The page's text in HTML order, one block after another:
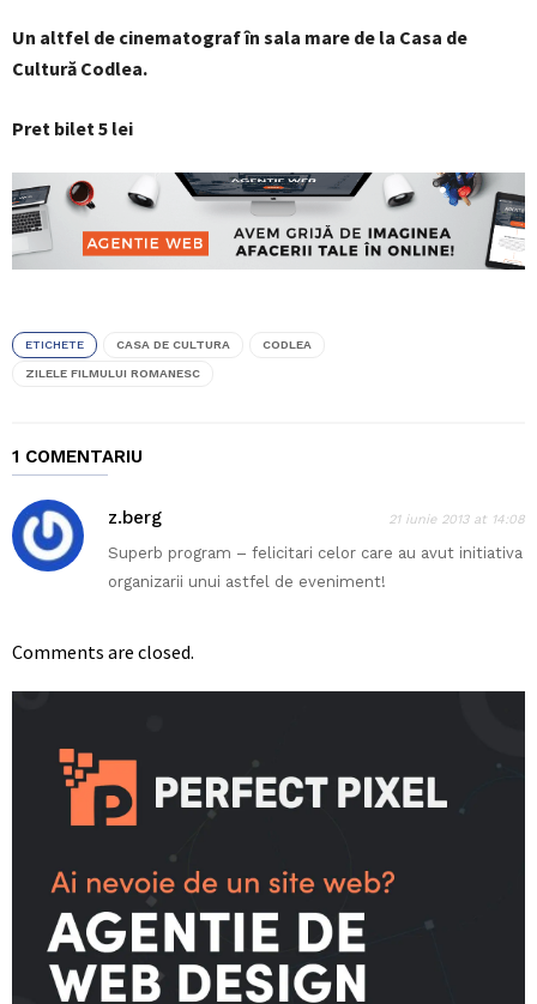
Un altfel de cinematograf în sala mare de la Casa de
Cultură Codlea.
Pret bilet 5 lei
ETICHETE CASA DE CULTURA CODLEA
ZILELE FILMULUI ROMANESC
1 COMENTARIU
z.berg 21 iunie 2013 at 14:08
Superb program – felicitari celor care au avut initiativa
organizarii unui astfel de eveniment!
Comments are closed.